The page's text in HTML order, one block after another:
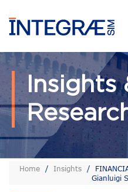
Insights
Home / Insights /
Gianluigi